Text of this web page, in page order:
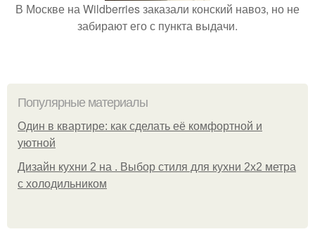
В Москве на Wildberries заказали конский навоз, но не
забирают его с пункта выдачи.
Популярные материалы
Один в квартире: как сделать её комфортной и
уютной
Дизайн кухни 2 на . Выбор стиля для кухни 2х2 метра
с холодильником